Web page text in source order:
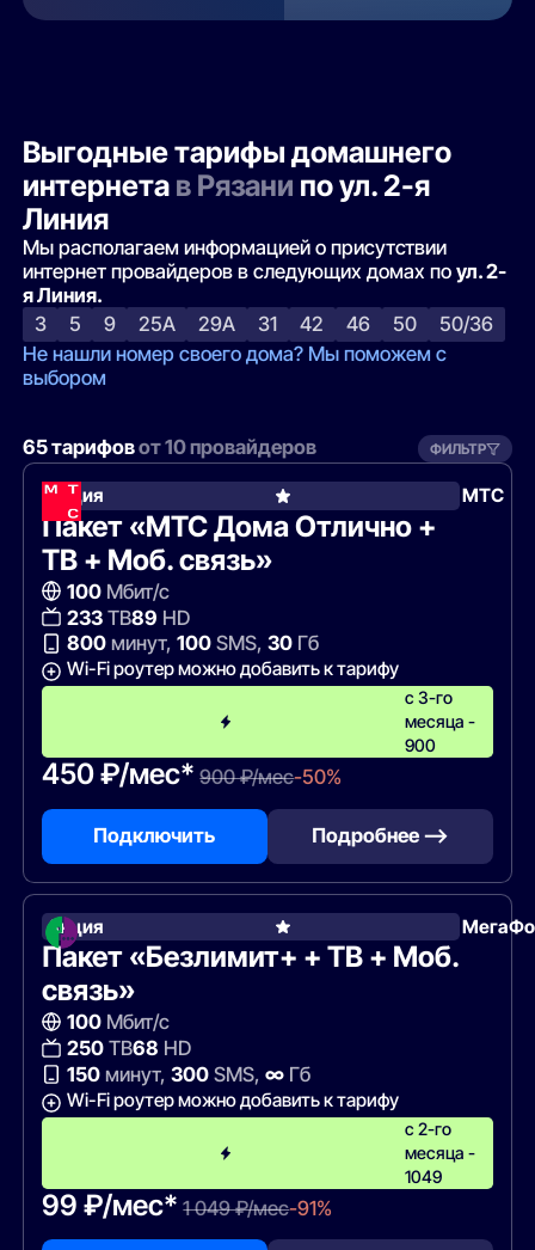
Выгодные тарифы домашнего
интернета в Рязани по ул. 2-я
Линия
Мы располагаем информацией о присутствии
интернет провайдеров в следующих домах поул. 2-
я Линия.
3
5 9 25А 29А 31 42 46 50
50/36
Не нашли номер своего дома? Мы поможем с
выбором
65 тарифовот 10 провайдеров ФИЛЬТР
Акция МТС
Пакет «МТС Дома Отлично +
ТВ + Моб. связь»
100Мбит/с
233ТВ89 HD
800минут, 100SMS, 30Гб
Wi-Fi роутер можно добавить к тарифу
с 3-го
месяца -
900
450 ₽/мес* 900 ₽/мес-50%
Подключить Подробнее —>
Акция
Пакет «Безлимит+ + ТВ + Моб.
связь»
100Мбит/с
250ТВ68 HD
150минут, 300SMS, ∞Гб
Wi-Fi роутер можно добавить к тарифу
с 2-го
месяца -
1049
99 ₽/мес* 1 049 ₽/мес-91%